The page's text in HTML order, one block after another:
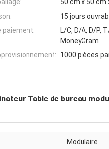
50 cm x 50 cm
15 jours
paiement:
L/C, D/A, D/P,
MoneyGram
1000 pièces
Table de bureau
Modulaire